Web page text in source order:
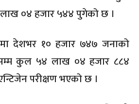
०४ हजार ५४४ पुगेको छ ।
देशभर १० हजार ७४७ जनाको
कुल ५४ लाख ०४ हजार ८८४
परीक्षण भएको छ ।